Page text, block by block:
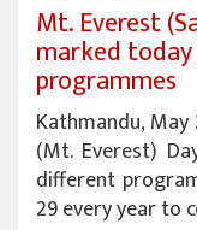
Mt. Everest
marked
programmes
Kathmandu,
(Mt. Everest)
different
29 every year to